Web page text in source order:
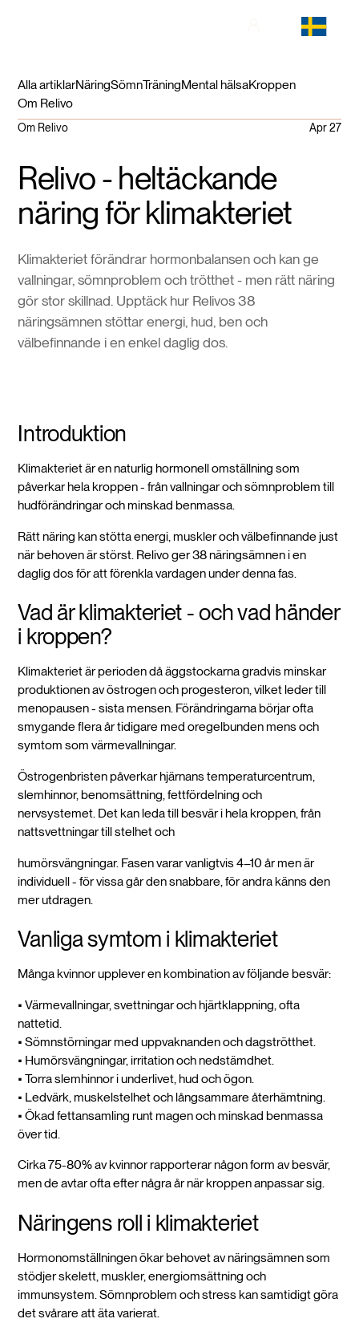
Alla artiklarNäringSömnTräningMental hälsaKroppen
Om Relivo
Om Relivo Apr 27
Relivo - heltäckande
näring för klimakteriet
Klimakteriet förändrar hormonbalansen och kan ge
vallningar, sömnproblem och trötthet - men rätt näring
gör stor skillnad. Upptäck hur Relivos 38
näringsämnen stöttar energi, hud, ben och
välbefinnande i en enkel daglig dos.
Introduktion
Klimakteriet är en naturlig hormonell omställning som
påverkar hela kroppen - från vallningar och sömnproblem till
hudförändringar och minskad benmassa.
Rätt näring kan stötta energi, muskler och välbefinnande just
när behoven är störst. Relivo ger 38 näringsämnen i en
daglig dos för att förenkla vardagen under denna fas.
Vad är klimakteriet - och vad händer
i kroppen?
Klimakteriet är perioden då äggstockarna gradvis minskar
produktionen av östrogen och progesteron, vilket leder till
menopausen - sista mensen. Förändringarna börjar ofta
smygande flera år tidigare med oregelbunden mens och
symtom som värmevallningar.
Östrogenbristen påverkar hjärnans temperaturcentrum,
slemhinnor, benomsättning, fettfördelning och
nervsystemet. Det kan leda till besvär i hela kroppen, från
nattsvettningar till stelhet och
humörsvängningar. Fasen varar vanligtvis 4–10 år men är
individuell - för vissa går den snabbare, för andra känns den
mer utdragen.
Vanliga symtom i klimakteriet
Många kvinnor upplever en kombination av följande besvär:
• Värmevallningar, svettningar och hjärtklappning, ofta
nattetid.
• Sömnstörningar med uppvaknanden och dagströtthet.
• Humörsvängningar, irritation och nedstämdhet.
• Torra slemhinnor i underlivet, hud och ögon.
• Ledvärk, muskelstelhet och långsammare återhämtning.
• Ökad fettansamling runt magen och minskad benmassa
över tid.
Cirka 75-80% av kvinnor rapporterar någon form av besvär,
men de avtar ofta efter några år när kroppen anpassar sig.
Näringens roll i klimakteriet
Hormonomställningen ökar behovet av näringsämnen som
stödjer skelett, muskler, energiomsättning och
immunsystem. Sömnproblem och stress kan samtidigt göra
det svårare att äta varierat.